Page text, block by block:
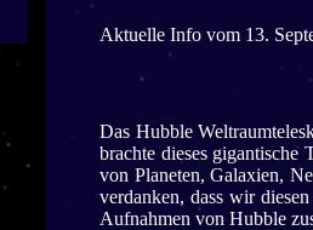
Aktuelle Info vom 13.
Das Hubble
brachte dieses gigantische
von Planeten, Galaxien,
verdanken, dass wir
Aufnahmen von Hubble